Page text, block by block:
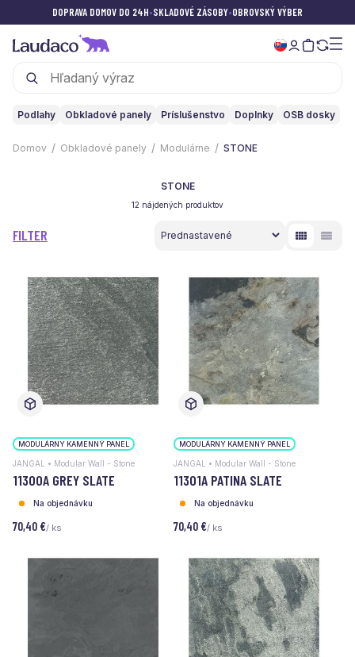
DOPRAVA DOMOV DO 24H•SKLADOVÉ ZÁSOBY•OBROVSKÝ VÝBER
Podlahy Obkladové panely Príslušenstvo Doplnky OSB dosky
Domov Obkladové panely Modulárne STONE
STONE
12 nájdených produktov
FILTER
MODULÁRNY KAMENNÝ PANEL
JANGAL • Modular Wall - Stone
11300A GREY SLATE
Na objednávku
70,40 €/ ks
MODULÁRNY KAMENNÝ PANEL
JANGAL • Modular Wall - Stone
11301A PATINA SLATE
Na objednávku
70,40 €/ ks